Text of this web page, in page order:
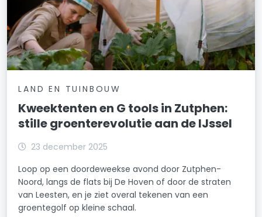
LAND EN TUINBOUW
Kweektenten en G tools in Zutphen:
stille groenterevolutie aan de IJssel
23 december 2025
Loop op een doordeweekse avond door Zutphen-
Noord, langs de flats bij De Hoven of door de straten
van Leesten, en je ziet overal tekenen van een
groentegolf op kleine schaal.